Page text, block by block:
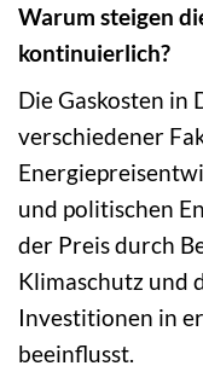
Warum steigen
kontinuierlich?
Die Gaskosten in
verschiedener
und politischen
der Preis durch
Klimaschutz und
Investitionen in
beeinflusst.